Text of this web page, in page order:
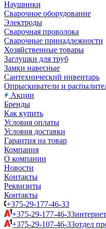
Наушники
Сварочное оборудование
Электроды
Сварочная проволока
Сварочные принадлежности
Хозяйственные товары
Заглушки для труб
Замки навесные
Сантехнический инвентарь
Опрыскиватели и
Акции
Бренды
Как купить
Условия оплаты
Условия доставки
Гарантия на товар
Компания
О компании
Новости
Контакты
Реквизиты
Контакты
+375-29-177-46-33
+375-29-177-46-33
+375-29-107-46-33отдел